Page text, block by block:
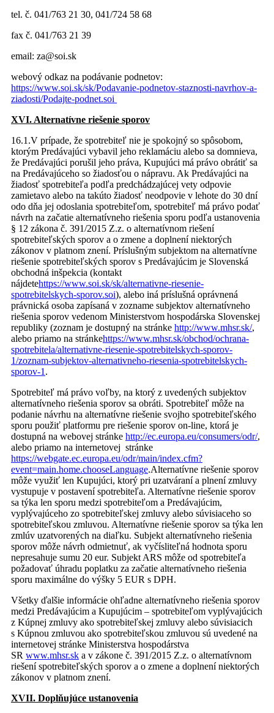
tel. č. 041/763 21 30, 041/724 58 68
fax č. 041/763 21 39
email: za@soi.sk
webový odkaz na podávanie podnetov:
https://www.soi.sk/sk/Podavanie-podnetov-staznosti-navrhov-a-
ziadosti/Podajte-podnet.soi
XVI. Alternatívne riešenie sporov
16.1.V prípade, že spotrebiteľ nie je spokojný so spôsobom,
ktorým Predávajúci vybavil jeho reklamáciu alebo sa domnieva,
že Predávajúci porušil jeho práva, Kupujúci má právo obrátiť sa
na Predávajúceho so žiadosťou o nápravu. Ak Predávajúci na
žiadosť spotrebiteľa podľa predchádzajúcej vety odpovie
zamietavo alebo na takúto žiadosť neodpovie v lehote do 30 dní
odo dňa jej odoslania spotrebiteľom, spotrebiteľ má právo podať
návrh na začatie alternatívneho riešenia sporu podľa ustanovenia
§ 12 zákona č. 391/2015 Z.z. o alternatívnom riešení
spotrebiteľských sporov a o zmene a doplnení niektorých
zákonov v platnom znení. Príslušným subjektom na alternatívne
riešenie spotrebiteľských sporov s Predávajúcim je Slovenská
obchodná inšpekcia (kontakt
nájdetehttps://www.soi.sk/sk/alternativne-riesenie-
spotrebitelskych-sporov.soi), alebo iná príslušná oprávnená
právnická osoba zapísaná v zozname subjektov alternatívneho
riešenia sporov vedenom Ministerstvom hospodárska Slovenskej
republiky (zoznam je dostupný na stránke http://www.mhsr.sk/,
alebo priamo na stránkehttps://www.mhsr.sk/obchod/ochrana-
spotrebitela/alternativne-riesenie-spotrebitelskych-sporov-
1/zoznam-subjektov-alternativneho-riesenia-spotrebitelskych-
sporov-1.
Spotrebiteľ má právo voľby, na ktorý z uvedených subjektov
alternatívneho riešenia sporov sa obráti. Spotrebiteľ môže na
podanie návrhu na alternatívne riešenie svojho spotrebiteľského
sporu použiť platformu pre riešenie sporov on-line, ktorá je
dostupná na webovej stránke http://ec.europa.eu/consumers/odr/,
alebo priamo na internetovej stránke
https://webgate.ec.europa.eu/odr/main/index.cfm?
event=main.home.chooseLanguage.Alternatívne riešenie sporov
môže využiť len Kupujúci, ktorý pri uzatváraní a plnení zmluvy
vystupuje v postavení spotrebiteľa. Alternatívne riešenie sporov
sa týka len sporu medzi spotrebiteľom a Predávajúcim,
vyplývajúceho zo spotrebiteľskej zmluvy alebo súvisiaceho so
spotrebiteľskou zmluvou. Alternatívne riešenie sporov sa týka len
zmlúv uzatvorených na diaľku. Subjekt alternatívneho riešenia
sporov môže návrh odmietnuť, ak vyčísliteľná hodnota sporu
nepresahuje sumu 20 eur. Subjekt ARS môže od spotrebiteľa
požadovať úhradu poplatku za začatie alternatívneho riešenia
sporu maximálne do výšky 5 EUR s DPH.
Všetky ďalšie informácie ohľadne alternatívneho riešenia sporov
medzi Predávajúcim a Kupujúcim – spotrebiteľom vyplývajúcich
z Kúpnej zmluvy ako spotrebiteľskej zmluvy alebo súvisiacich
s Kúpnou zmluvou ako spotrebiteľskou zmluvou sú uvedené na
internetovej stránke Ministerstva hospodárstva
SR www.mhsr.sk a v zákone č. 391/2015 Z.z. o alternatívnom
riešení spotrebiteľských sporov a o zmene a doplnení niektorých
zákonov v platnom znení.
XVII. Doplňujúce ustanovenia